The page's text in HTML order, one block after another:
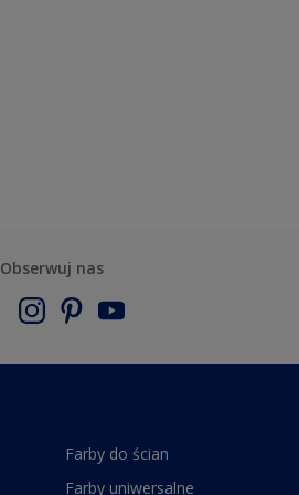
Obserwuj nas
Farby do ścian
Farby uniwersalne